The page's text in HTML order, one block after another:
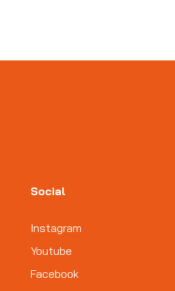
Social
Instagram
Youtube
Facebook